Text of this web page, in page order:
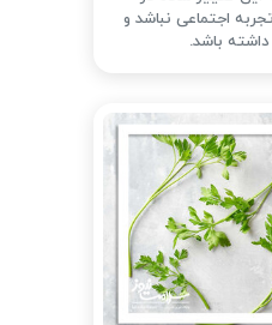
اجتماعی نباشد و
باشد.